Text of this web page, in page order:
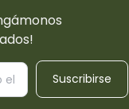
Suscribirse